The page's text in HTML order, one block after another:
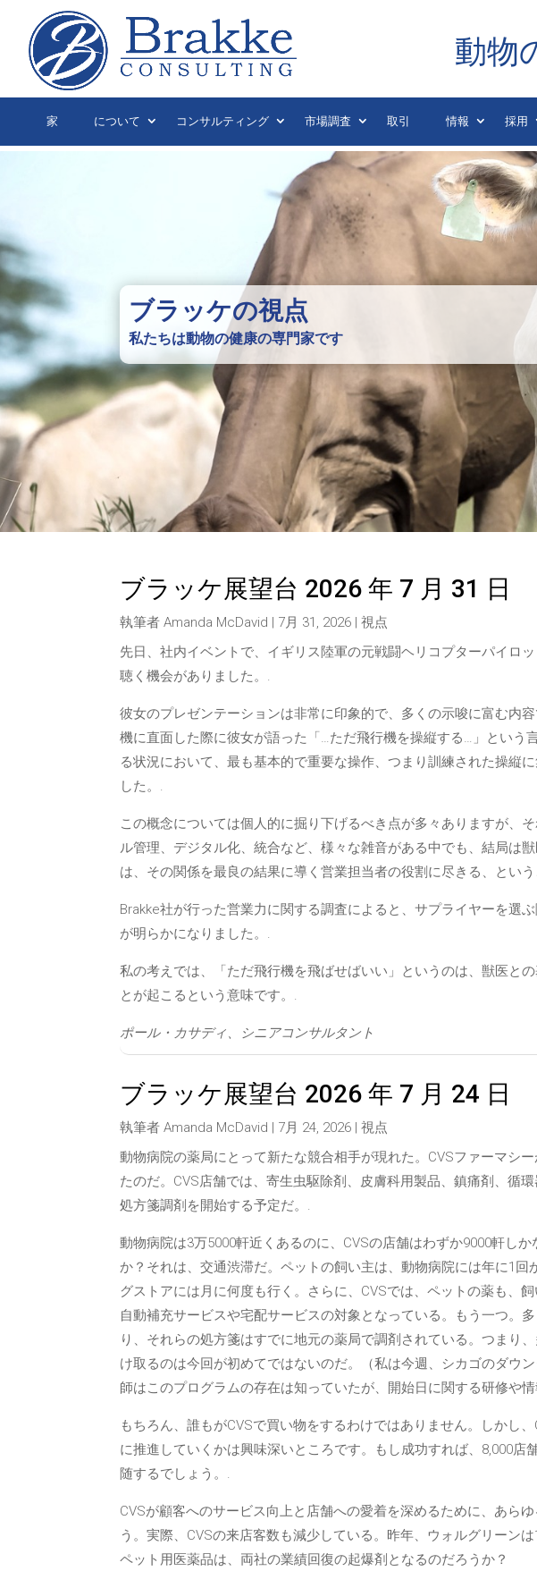
動物
家 について コンサルティング 市場調査 取引 情報 採用
ブラッケの視点
私たちは動物の健康の専門家です
ブラッケ展望台 2026 年 7 月 31 日
執筆者Amanda McDavid | 7月 31, 2026 |視点
先日、社内イベントで、イギリス陸軍の元戦闘ヘリコプターパイロ
聴く機会がありました。.
彼女のプレゼンテーションは非常に印象的で、多くの示唆に富む内
機に直面した際に彼女が語った「…ただ飛行機を操縦する…」という
る状況において、最も基本的で重要な操作、つまり訓練された操縦
した。.
この概念については個人的に掘り下げるべき点が多々ありますが、
ル管理、デジタル化、統合など、様々な雑音がある中でも、結局は
は、その関係を最良の結果に導く営業担当者の役割に尽きる、とい
Brakke社が行った営業力に関する調査によると、サプライヤーを選
が明らかになりました。.
私の考えでは、「ただ飛行機を飛ばせばいい」というのは、獣医と
とが起こるという意味です。.
ポール・カサディ、シニアコンサルタント
ブラッケ展望台 2026 年 7 月 24 日
執筆者Amanda McDavid | 7月 24, 2026 |視点
動物病院の薬局にとって新たな競合相手が現れた。CVSファーマシ
たのだ。CVS店舗では、寄生虫駆除剤、皮膚科用製品、鎮痛剤、循
処方箋調剤を開始する予定だ。.
動物病院は3万5000軒近くあるのに、CVSの店舗はわずか9000軒し
か？それは、交通渋滞だ。ペットの飼い主は、動物病院には年に1回
グストアには月に何度も行く。さらに、CVSでは、ペットの薬も、
自動補充サービスや宅配サービスの対象となっている。もう一つ。
り、それらの処方箋はすでに地元の薬局で調剤されている。つまり
け取るのは今回が初めてではないのだ。（私は今週、シカゴのダウ
師はこのプログラムの存在は知っていたが、開始日に関する研修や
もちろん、誰もがCVSで買い物をするわけではありません。しかし
に推進していくかは興味深いところです。もし成功すれば、8,000店
随するでしょう。.
CVSが顧客へのサービス向上と店舗への愛着を深めるために、あら
う。実際、CVSの来店客数も減少している。昨年、ウォルグリーンは
ペット用医薬品は、両社の業績回復の起爆剤となるのだろうか？